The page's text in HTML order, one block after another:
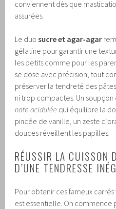
conviennent dès que
assurées.
Le duosucre et agar-agar
gélatine pour garantir une
les petits comme pour les
se dose avec précision, tout
préserver la tendreté des
ni trop compactes. Un
note acidulée qui équilibre la
pincée de vanille, un zeste
douces réveillent les papilles.
RÉUSSIR LA CUISSON
D’UNE TENDRESSE
Pour obtenir ces fameux carrés
est essentielle. On commence